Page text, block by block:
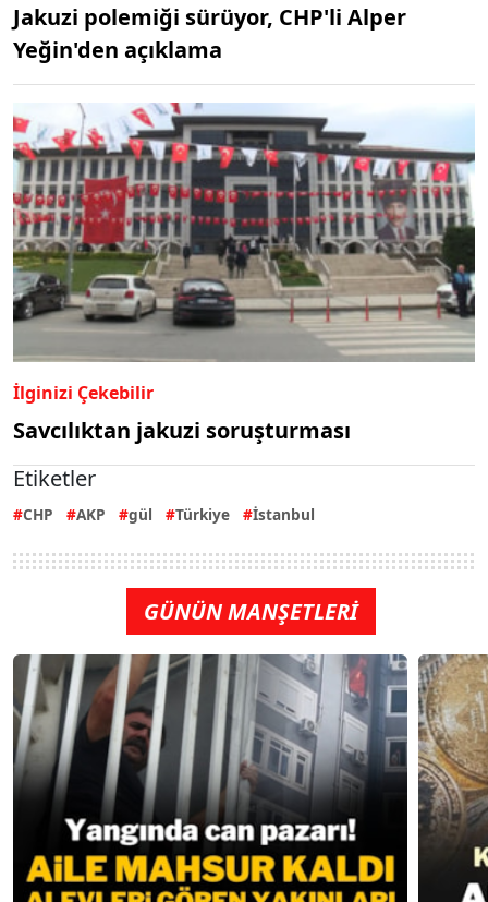
Jakuzi polemiği sürüyor, CHP'li Alper
Yeğin'den açıklama
İlginizi Çekebilir
Savcılıktan jakuzi soruşturması
Etiketler
CHP AKP gül Türkiye İstanbul
GÜNÜN MANŞETLERİ